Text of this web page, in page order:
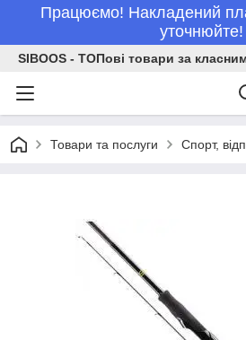
Працюємо! Накладений
уточнюйте!
SIBOOS - ТОПові товари за
Товари та послуги Спорт,